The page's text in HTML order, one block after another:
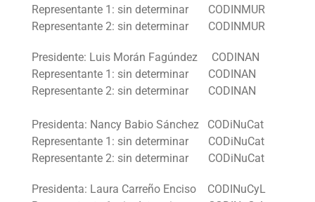
Representante 1: sin determinar CODINMUR
Representante 2: sin determinar CODINMUR
Presidente: Luis Morán Fagúndez CODINAN
Representante 1: sin determinar CODINAN
Representante 2: sin determinar CODINAN
Presidenta: Nancy Babio Sánchez CODiNuCat
Representante 1: sin determinar CODiNuCat
Representante 2: sin determinar CODiNuCat
Presidenta: Laura Carreño Enciso CODINuCyL